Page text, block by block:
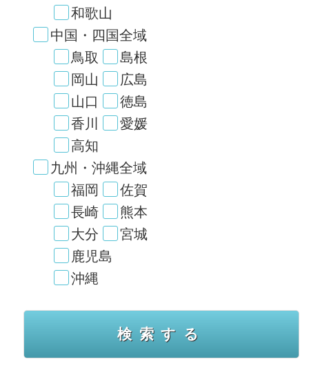
和歌山
中国・四国全域
鳥取
島根
岡山
広島
山口
徳島
香川
愛媛
高知
九州・沖縄全域
福岡
佐賀
長崎
熊本
大分
宮城
鹿児島
沖縄